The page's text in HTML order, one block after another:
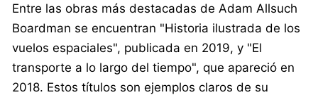
Entre las obras más destacadas de Adam Allsuch
Boardman se encuentran "Historia ilustrada de los
vuelos espaciales", publicada en 2019, y "El
transporte a lo largo del tiempo", que apareció en
2018. Estos títulos son ejemplos claros de su